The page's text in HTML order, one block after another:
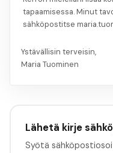
tapaamisessa. Minut
sähköpostitse
Ystävällisin terveisin,
Maria Tuominen
Lähetä kirje
Syötä